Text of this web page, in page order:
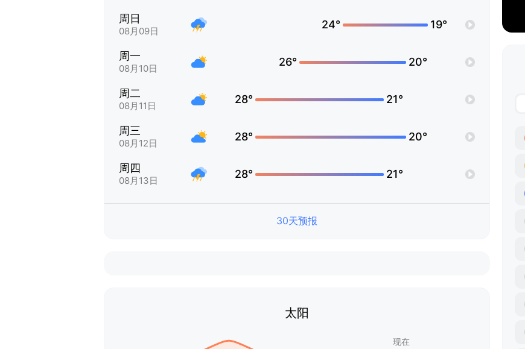
周日
08月09日
24° 19°
周一
08月10日
26° 20°
周二
08月11日
28° 21°
周三
08月12日
28° 20°
周四
08月13日
28° 21°
30天预报
太阳
现在